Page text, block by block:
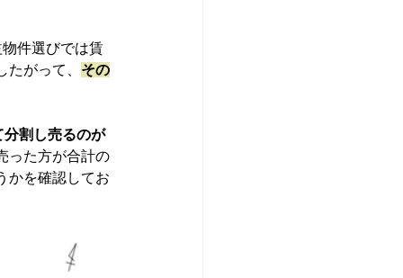
件選びでは賃
がって、 その
割し売るのが
った方が合計の
かを確認してお